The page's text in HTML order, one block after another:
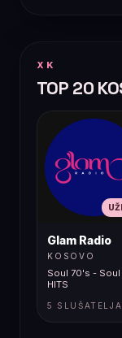
XK
TOP 20
Glam Radio
KOSOVO
Soul 70's - Soul
HITS
5 SLUŠATELJA